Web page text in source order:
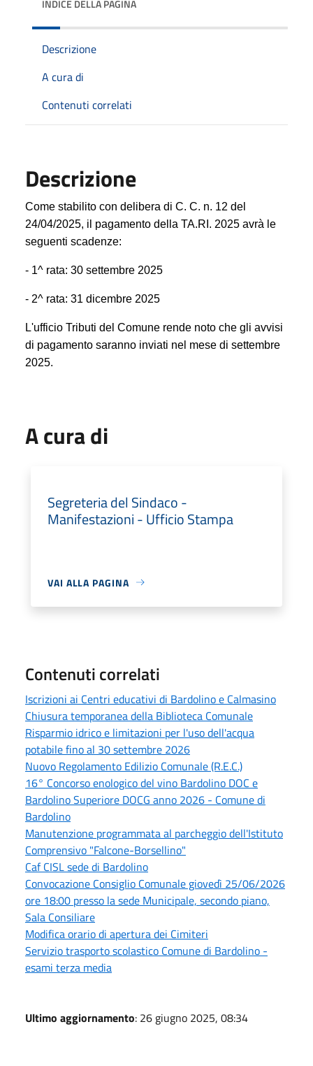
INDICE DELLA PAGINA
Descrizione
A cura di
Contenuti correlati
Descrizione
Come stabilito con delibera di C. C. n. 12 del
24/04/2025, il pagamento della TA.RI. 2025 avrà le
seguenti scadenze:
- 1^ rata: 30 settembre 2025
- 2^ rata: 31 dicembre 2025
L'ufficio Tributi del Comune rende noto che gli avvisi
di pagamento saranno inviati nel mese di settembre
2025.
A cura di
Segreteria del Sindaco -
Manifestazioni - Ufficio Stampa
VAI ALLA PAGINA
Contenuti correlati
Iscrizioni ai Centri educativi di Bardolino e Calmasino
Chiusura temporanea della Biblioteca Comunale
Risparmio idrico e limitazioni per l'uso dell'acqua
potabile fino al 30 settembre 2026
Nuovo Regolamento Edilizio Comunale (R.E.C.)
16° Concorso enologico del vino Bardolino DOC e
Bardolino Superiore DOCG anno 2026 - Comune di
Bardolino
Manutenzione programmata al parcheggio dell'Istituto
Comprensivo "Falcone-Borsellino"
Caf CISL sede di Bardolino
Convocazione Consiglio Comunale giovedì 25/06/2026
ore 18:00 presso la sede Municipale, secondo piano,
Sala Consiliare
Modifica orario di apertura dei Cimiteri
Servizio trasporto scolastico Comune di Bardolino -
esami terza media
Ultimo aggiornamento: 26 giugno 2025, 08:34